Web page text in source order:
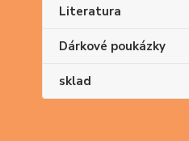
Literatura
Dárkové poukázky
sklad